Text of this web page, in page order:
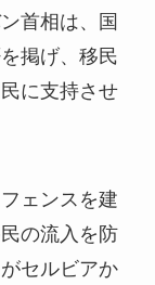
首相は、国
掲げ、移民
に支持させ
ェンスを建
の流入を防
セルビアか